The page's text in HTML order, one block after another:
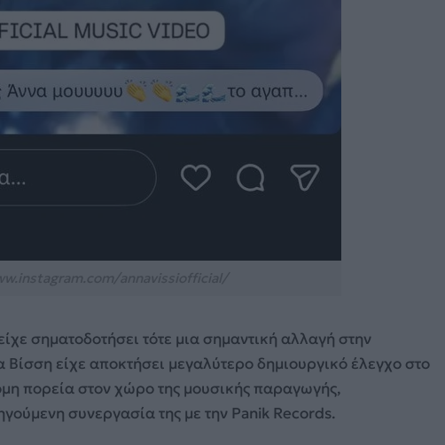
σηματοδοτήσει τότε μια σημαντική αλλαγή στην
είχε αποκτήσει μεγαλύτερο δημιουργικό έλεγχο στο
πορεία στον χώρο της μουσικής παραγωγής,
συνεργασία της με την Panik Records.